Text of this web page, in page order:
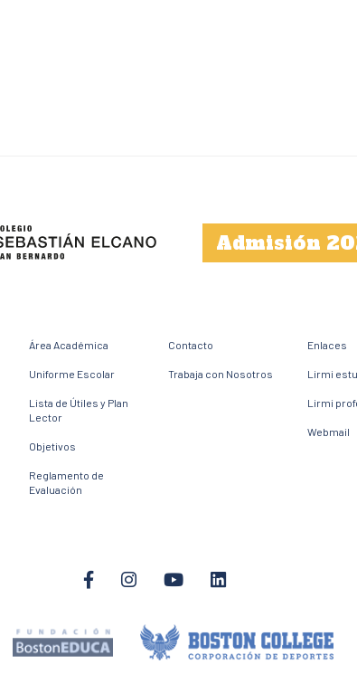
Admisión
Área Académica
Uniforme Escolar
Lista de Útiles y Plan
Lector
Objetivos
Reglamento de
Evaluación
Contacto
Trabaja con Nosotros
Enlaces
Lirmi
Lirmi
Webmail